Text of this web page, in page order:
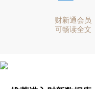
财新通会员
可畅读全文